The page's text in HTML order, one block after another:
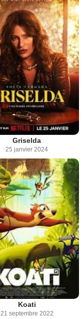
Griselda
25 janvier 2024
Koati
21 septembre 2022